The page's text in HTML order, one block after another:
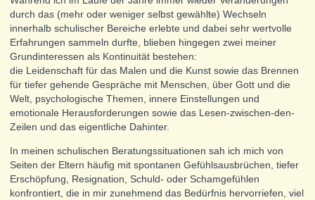
durch das (mehr oder weniger selbst gewählte) Wechseln
innerhalb schulischer Bereiche erlebte und dabei sehr wertvolle
Erfahrungen sammeln durfte, blieben hingegen zwei meiner
Grundinteressen als Kontinuität bestehen:
die Leidenschaft für das Malen und die Kunst sowie das Brennen
für tiefer gehende Gespräche mit Menschen, über Gott und die
Welt, psychologische Themen, innere Einstellungen und
emotionale Herausforderungen sowie das Lesen-zwischen-den-
Zeilen und das eigentliche Dahinter.
In meinen schulischen Beratungssituationen sah ich mich von
Seiten der Eltern häufig mit spontanen Gefühlsausbrüchen, tiefer
Erschöpfung, Resignation, Schuld- oder Schamgefühlen
konfrontiert, die in mir zunehmend das Bedürfnis hervorriefen, viel